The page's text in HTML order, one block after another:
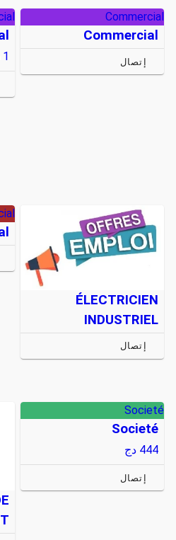
Commercial
Commercial
إتصال 1
ÉLECTRICIEN
INDUSTRIEL
إتصال
Societé
Societé
444 دج
إتصال